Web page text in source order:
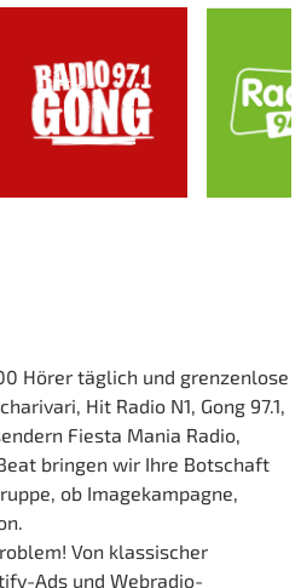
Hörer täglich und grenzenlose
Hit Radio N1, Gong 97.1,
Fiesta Mania Radio,
bringen wir Ihre Botschaft
ob Imagekampagne,
Von klassischer
Ads und Webradio-